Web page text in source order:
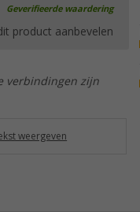
Geverifieerde waardering
product aanbevelen
verbindingen zijn
weergeven